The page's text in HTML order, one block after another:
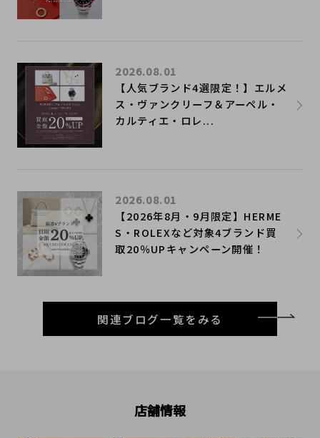
【人気ブランド4選限定！】エルメ
ス・ヴァンクリーフ＆アーペル・
カルティエ・ロレ...
2026.08.01
【2026年8月・9月限定】HERME
S・ROLEXなど対象4ブランド買
取20％UPキャンペーン開催！
2026.08.01
関連ブログ一覧をみる
店舗情報